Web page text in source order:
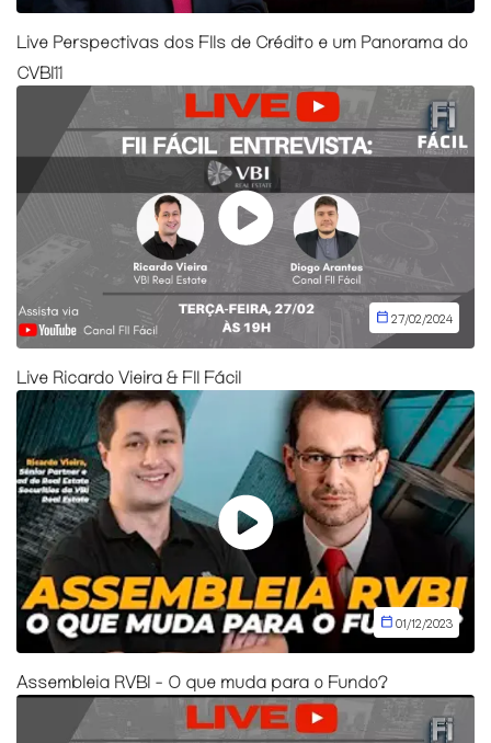
Live Perspectivas dos FIIs de Crédito e um Panorama do
CVBI11
27/02/2024
Live Ricardo Vieira & FII Fácil
01/12/2023
Assembleia RVBI - O que muda para o Fundo?